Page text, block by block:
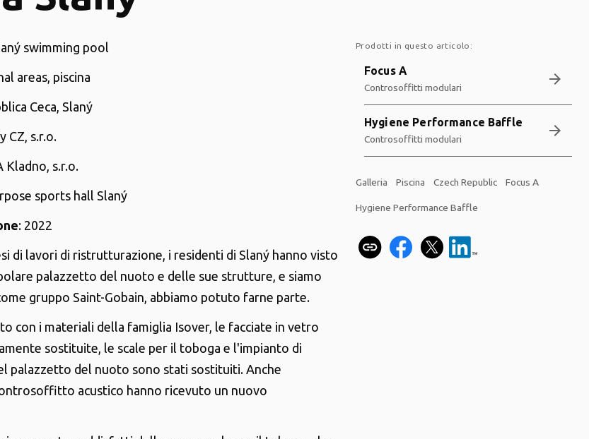
swimming pool
areas, piscina
Ceca, Slaný
CZ, s.r.o.
Kladno, s.r.o.
sports hall Slaný
: 2022
di lavori di ristrutturazione, i residenti di Slaný hanno visto
palazzetto del nuoto e delle sue strutture, e siamo
gruppo Saint-Gobain, abbiamo potuto farne parte.
con i materiali della famiglia Isover, le facciate in vetro
sostituite, le scale per il toboga e l'impianto di
palazzetto del nuoto sono stati sostituiti. Anche
acustico hanno ricevuto un nuovo
Prodotti in questo articolo:
Focus A
Controsoffitti modulari arrow_forward
Hygiene Performance Baffle
Controsoffitti modulari arrow_forward
Galleria Piscina Czech Republic Focus A
Hygiene Performance Baffle